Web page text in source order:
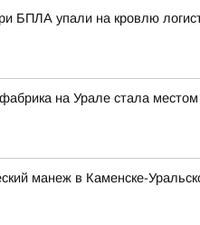
БПЛА упали на кровлю
на Урале стала местом
манеж в Каменске-